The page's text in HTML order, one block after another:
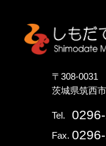
〒308-0031
茨城県筑西
Tel.
Fax.